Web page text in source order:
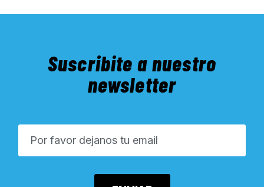
Suscribite a nuestro
newsletter